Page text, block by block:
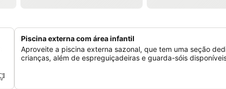
Piscina externa com área infantil
Aproveite a piscina externa sazonal, que tem uma seção
crianças, além de espreguiçadeiras e guarda-sóis